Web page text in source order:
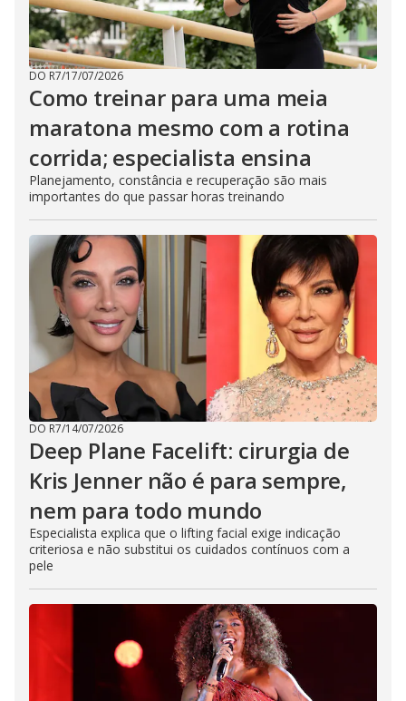
DO R7/17/07/2026
Como treinar para uma meia
maratona mesmo com a rotina
corrida; especialista ensina
Planejamento, constância e recuperação são mais
importantes do que passar horas treinando
DO R7/14/07/2026
Deep Plane Facelift: cirurgia de
Kris Jenner não é para sempre,
nem para todo mundo
Especialista explica que o lifting facial exige indicação
criteriosa e não substitui os cuidados contínuos com a
pele